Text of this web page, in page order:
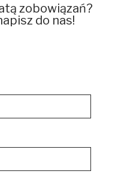
zobowiązań?
do nas!